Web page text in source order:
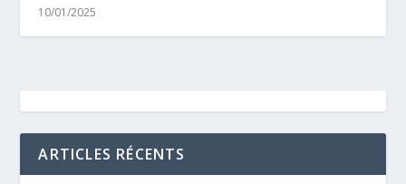
10/01/2025
ARTICLES RÉCENTS